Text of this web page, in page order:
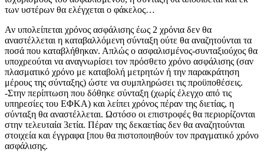
των υστέρων θα ελέγχεται ο φάκελος…
Αν υπολείπεται χρόνος ασφάλισης έως 2 χρόνια δεν θα
αναστέλλεται η καταβαλλόμενη σύνταξη ούτε θα αναζητούνται τα
ποσά που καταβλήθηκαν. Απλώς ο ασφαλισμένος-συνταξιούχος θα
υποχρεούται να αναγνωρίσει τον πρόσθετο χρόνο ασφάλισης (σαν
πλασματικό χρόνο με καταβολή μετρητών ή την παρακράτηση
μέρους της σύνταξης) ώστε να συμπληρώσει τις προϋποθέσεις.
-Στην περίπτωση που δόθηκε σύνταξη (χωρίς έλεγχο από τις
υπηρεσίες του ΕΦΚΑ) και λείπει χρόνος πέραν της διετίας, η
σύνταξη θα αναστέλλεται. Ωστόσο οι επιστροφές θα περιορίζονται
στην τελευταία 3ετία. Πέραν της δεκαετίας δεν θα αναζητούνται
στοιχεία και έγγραφα [που θα πιστοποιηθούν τον πραγματικό χρόνο
ασφάλισης.